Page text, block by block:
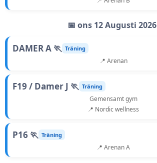
📅 ons 12 Augusti 2026
DAMER A 🏃 Träning
📍 Arenan
F19 / Damer J 🏃 Träning
Gemensamt gym
📍 Nordic wellness
P16 🏃 Träning
📍 Arenan A